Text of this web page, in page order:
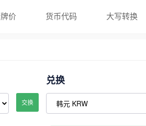
价 货币代码 大写转换
交换
兑换